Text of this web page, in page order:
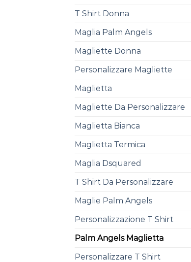
T Shirt Donna
Maglia Palm Angels
Magliette Donna
Personalizzare Magliette
Maglietta
Magliette Da Personalizzare
Maglietta Bianca
Maglietta Termica
Maglia Dsquared
T Shirt Da Personalizzare
Maglie Palm Angels
Personalizzazione T Shirt
Palm Angels Maglietta
Personalizzare T Shirt